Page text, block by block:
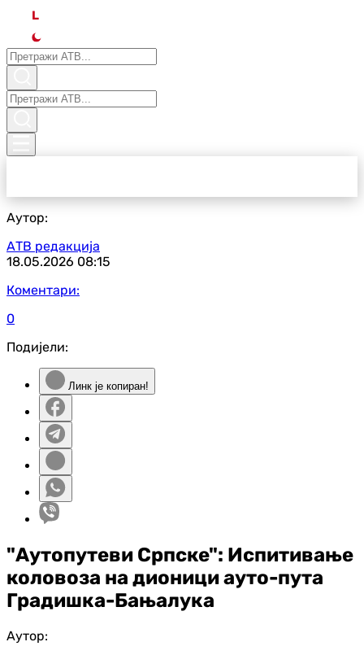
L
Аутор:
АТВ редакција
18.05.2026 08:15
Коментари:
0
Подијели:
Линк је копиран!
"Аутопутеви Српске": Испитивање
коловоза на дионици ауто-пута
Градишка-Бањалука
Аутор: